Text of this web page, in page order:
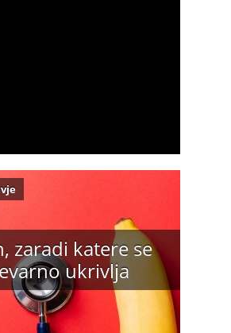
zaradi katere se
ukrivlja